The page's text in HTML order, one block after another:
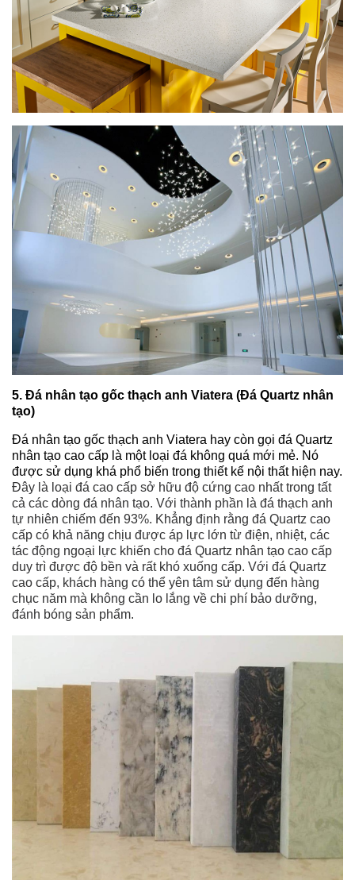
5. Đá nhân tạo gốc thạch anh Viatera (Đá Quartz nhân
tạo)
Đá nhân tạo gốc thạch anh Viatera hay còn gọi đá Quartz
nhân tạo cao cấp là một loại đá không quá mới mẻ. Nó
được sử dụng khá phổ biến trong thiết kế nội thất hiện nay.
Đây là loại đá cao cấp sở hữu độ cứng cao nhất trong tất
cả các dòng đá nhân tạo. Với thành phần là đá thạch anh
tự nhiên chiếm đến 93%. Khẳng định rằng đá Quartz cao
cấp có khả năng chịu được áp lực lớn từ điện, nhiệt, các
tác động ngoại lực khiến cho đá Quartz nhân tạo cao cấp
duy trì được độ bền và rất khó xuống cấp. Với đá Quartz
cao cấp, khách hàng có thể yên tâm sử dụng đến hàng
chục năm mà không cần lo lắng về chi phí bảo dưỡng,
đánh bóng sản phẩm.